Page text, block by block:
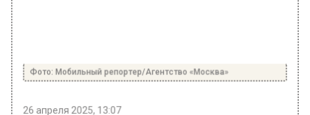
Фото: Мобильный репортер/Агентство «Москва»
26 апреля 2025, 13:07